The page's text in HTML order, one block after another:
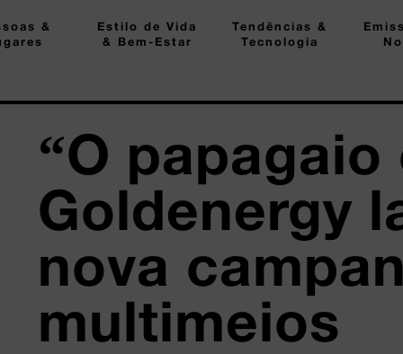
&
Estilo de Vida
& Bem-Estar
Tendências &
Tecnologia
“O
Goldenergy
nova
multimeios